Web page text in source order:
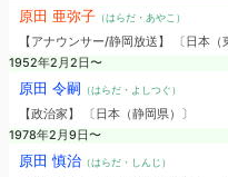
原田 亜弥子（はらだ・あやこ）
【アナウンサー/静岡放送】 〔日本（
1952年2月2日〜
原田 令嗣 （はらだ・よしつぐ）
【政治家】 〔日本（静岡県）〕
1978年2月9日〜
原田 慎治（はらだ・しんじ）